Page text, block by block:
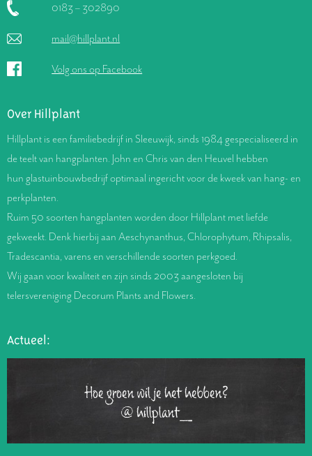
0183 – 302890
mail@hillplant.nl
Volg ons op Facebook
Over Hillplant
Hillplant is een familiebedrijf in Sleeuwijk, sinds 1984 gespecialiseerd in
de teelt van hangplanten. John en Chris van den Heuvel hebben
hun glastuinbouwbedrijf optimaal ingericht voor de kweek van hang- en
perkplanten.
Ruim 50 soorten hangplanten worden door Hillplant met liefde
gekweekt. Denk hierbij aan Aeschynanthus, Chlorophytum, Rhipsalis,
Tradescantia, varens en verschillende soorten perkgoed.
Wij gaan voor kwaliteit en zijn sinds 2003 aangesloten bij
telersvereniging Decorum Plants and Flowers.
Actueel:
Hoe groen wil je het hebben?
@hillplant_